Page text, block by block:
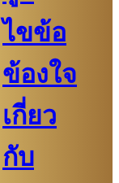
ไขข้อ
ข้องใจ
เกี่ยว
กับ